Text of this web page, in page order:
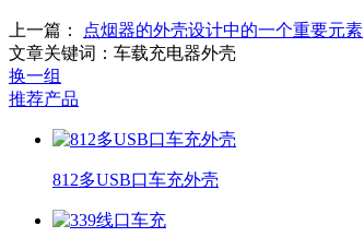
上一篇： 点烟器的外壳设计中的一个重要元素
文章关键词：车载充电器外壳
换一组
推荐产品
812多USB口车充外壳